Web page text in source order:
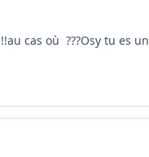
cas où ???Osy tu es un